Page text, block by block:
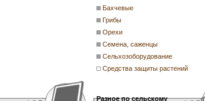
Бахчевые
Грибы
Орехи
Семена, саженцы
Сельхозоборудование
Средства защиты растений
Разное по сельскому